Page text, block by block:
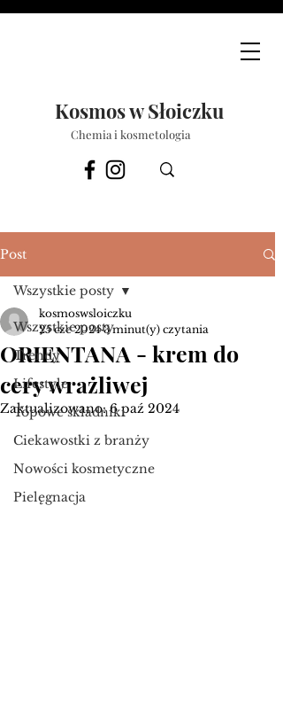
Kosmos w Słoiczku
Chemia i kosmetologia
Post
Wszystkie posty
Trendy
Lifestyle
Topowe składniki
Ciekawostki z branży
Nowości kosmetyczne
Pielęgnacja
Wszystkie posty
ORIENTANA - krem do
cery wrażliwej
kosmoswsloiczku
25 cze 2024 3 minut(y) czytania
Zaktualizowano:6 paź 2024